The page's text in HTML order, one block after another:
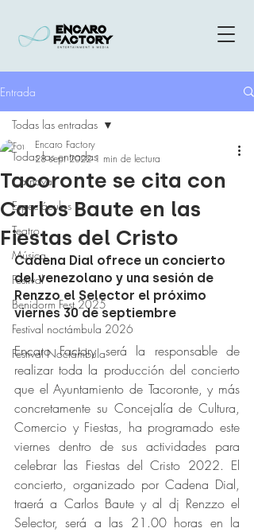
Entrada
Todas las entradas
Carnaval
Espectáculos
Teatro
Música
Festival
Benidorm Fest 2025
Festival noctámbula 2026
Festival Noctámbula
Todas las entradas
Tacoronte se cita con
Carlos Baute en las
Fiestas del Cristo
Encaro Factory
28 sept 2022 1 min de lectura
Cadena Dial ofrece un concierto
del venezolano y una sesión de
Renzzo el Selector el próximo
viernes 30 de septiembre
Encaro Factory será la responsable de
realizar toda la producción del concierto
que el Ayuntamiento de Tacoronte, y más
concretamente su Concejalía de Cultura,
Comercio y Fiestas, ha programado este
viernes dentro de sus actividades para
celebrar las Fiestas del Cristo 2022. El
concierto, organizado por Cadena Dial,
traerá a Carlos Baute y al dj Renzzo el
Selector, será a las 21.00 horas en la